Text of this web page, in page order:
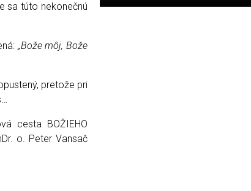
sa túto nekonečnú
„Bože môj, Bože
pretože pri
cesta BOŽIEHO
o. Peter Vansač